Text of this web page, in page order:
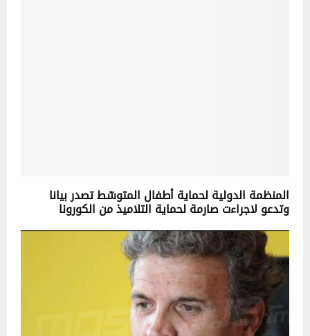
المنظمة الدولية لحماية أطفال المتوسّط تصدر بيانا
وتدعو لاجراءت صارمة لحماية التلاميذ من الكورونا